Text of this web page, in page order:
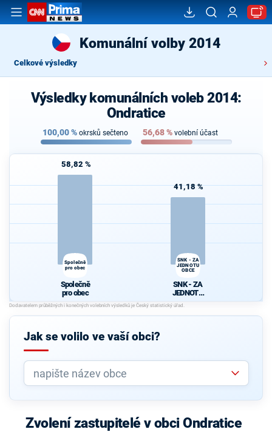
Komunální volby 2014
Celkové výsledky
Výsledky komunálních voleb 2014:
Ondratice
100,00% okrsků sečteno 56,68% volební účast
58,82 %
Společně
pro obec
Společně
pro obec
41,18 %
SNK - ZA
JEDNOTU
OBCE
SNK - ZA
JEDNOTU
OBCE
Jak se volilo ve vaší obci?
Zvolení zastupitelé v obci Ondratice